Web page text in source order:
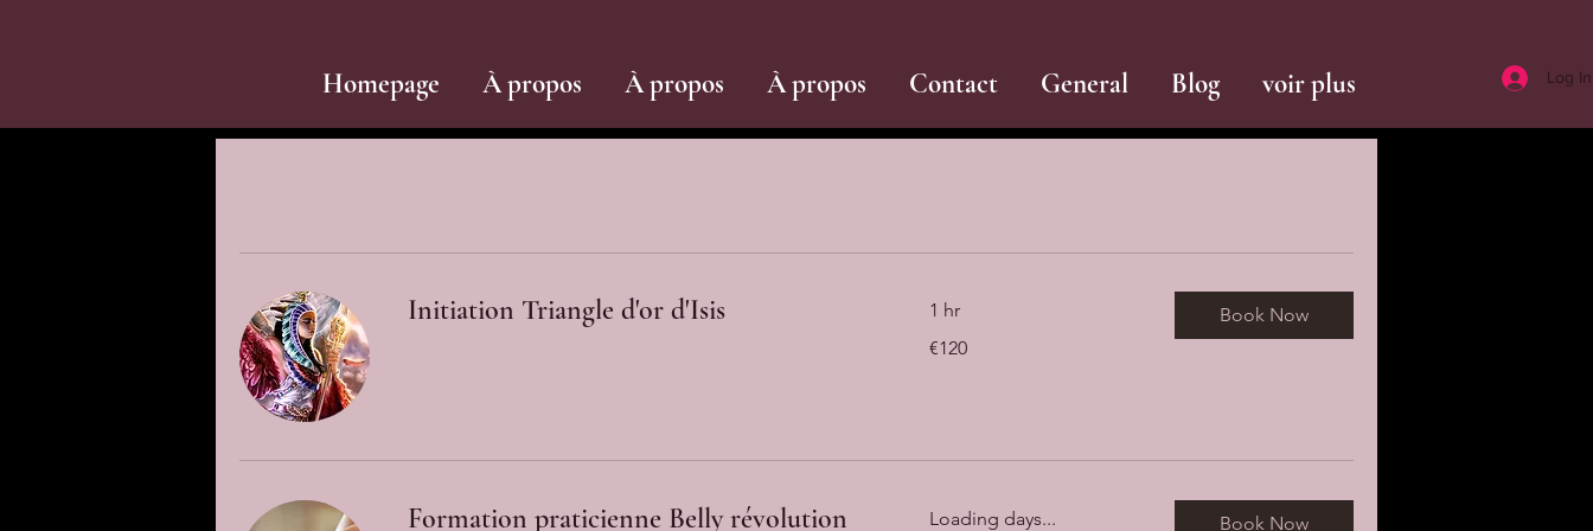
Homepage À propos À propos À propos Contact General Blog voir plus Log In
Initiation Triangle d'or d'Isis 1 hr
euros
€120
Book Now
Formation praticienne Belly révolution Loading days... Book Now